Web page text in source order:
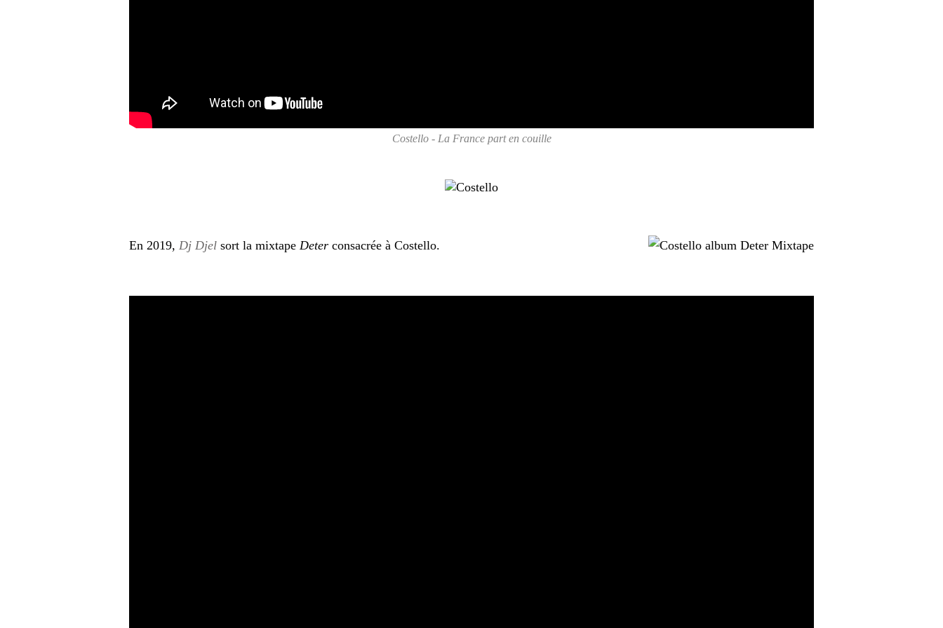
Costello - La France part en couille
En 2019, Dj Djel sort la mixtape Deter consacrée à Costello.